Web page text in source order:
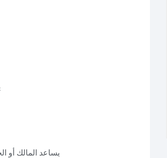
يساعد المالك أو